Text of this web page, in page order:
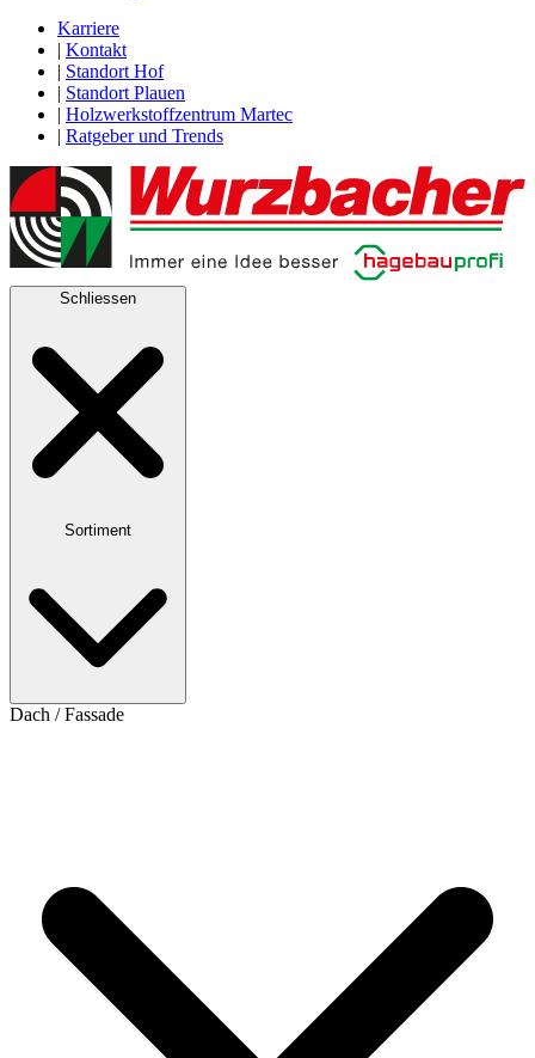
Karriere
| Kontakt
| Standort Hof
| Standort Plauen
| Holzwerkstoffzentrum Martec
| Ratgeber und Trends
Schliessen
Sortiment
Dach / Fassade